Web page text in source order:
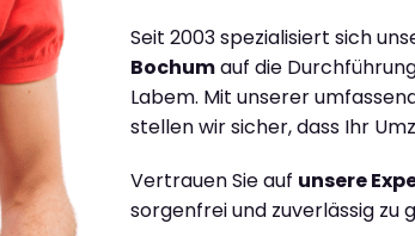
Seit 2003 spezialisiert sich
Bochumauf die
Labem. Mit unserer
stellen wir sicher, dass Ihr
Vertrauen Sie auf unsere
sorgenfrei und zuverlässig zu